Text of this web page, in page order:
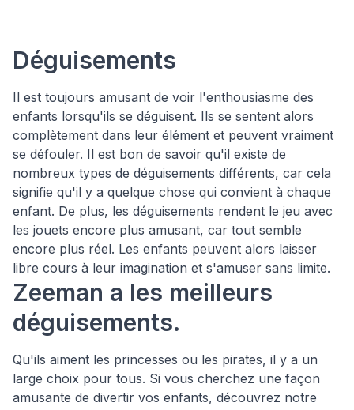
Déguisements
Il est toujours amusant de voir l'enthousiasme des
enfants lorsqu'ils se déguisent. Ils se sentent alors
complètement dans leur élément et peuvent vraiment
se défouler. Il est bon de savoir qu'il existe de
nombreux types de déguisements différents, car cela
signifie qu'il y a quelque chose qui convient à chaque
enfant. De plus, les déguisements rendent le jeu avec
les jouets encore plus amusant, car tout semble
encore plus réel. Les enfants peuvent alors laisser
libre cours à leur imagination et s'amuser sans limite.
Zeeman a les meilleurs
déguisements.
Qu'ils aiment les princesses ou les pirates, il y a un
large choix pour tous. Si vous cherchez une façon
amusante de divertir vos enfants, découvrez notre